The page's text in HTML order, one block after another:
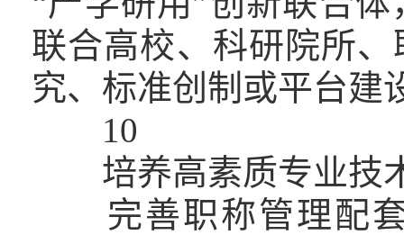
联合高校、科研院所
究、标准创制或平台建
10
培养高素质专业技
完善职称管理配套